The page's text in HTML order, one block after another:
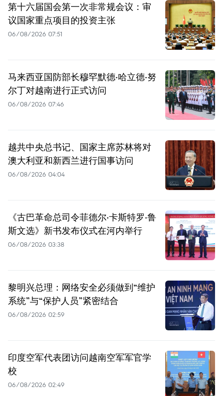
第十六届国会第一次非常规会议：审
议国家重点项目的投资主张
06/08/2026 07:51
马来西亚国防部长穆罕默德·哈立德·努
尔丁对越南进行正式访问
06/08/2026 07:46
越共中央总书记、国家主席苏林将对
澳大利亚和新西兰进行国事访问
06/08/2026 04:04
《古巴革命总司令菲德尔·卡斯特罗·鲁
斯文选》新书发布仪式在河内举行
06/08/2026 03:38
黎明兴总理：网络安全必须做到“维护
系统”与“保护人员”紧密结合
06/08/2026 02:59
印度空军代表团访问越南空军军官学
校
06/08/2026 02:49